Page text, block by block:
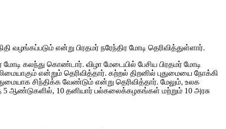
என்று பிரதமர் நரேந்திர மோடி தெரிவித்துள்ளார்.
கலந்து கொண்டார். விழா மேடையில் பேசிய பிரதமர் மோடி
என்றும் தெரிவித்தார். கற்றல் திறனில் புதுமையை நோக்கி
சிந்திக்க வேண்டும் என்று தெரிவித்தார். மேலும், உலக
10 தனியார் பல்கலைக்கழகங்கள் மற்றும் 10 அரசு